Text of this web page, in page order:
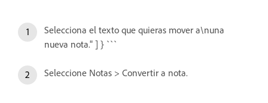
Selecciona el texto que quieras mover a\nuna
nueva nota." ] } ```
Seleccione Notas > Convertir a nota.